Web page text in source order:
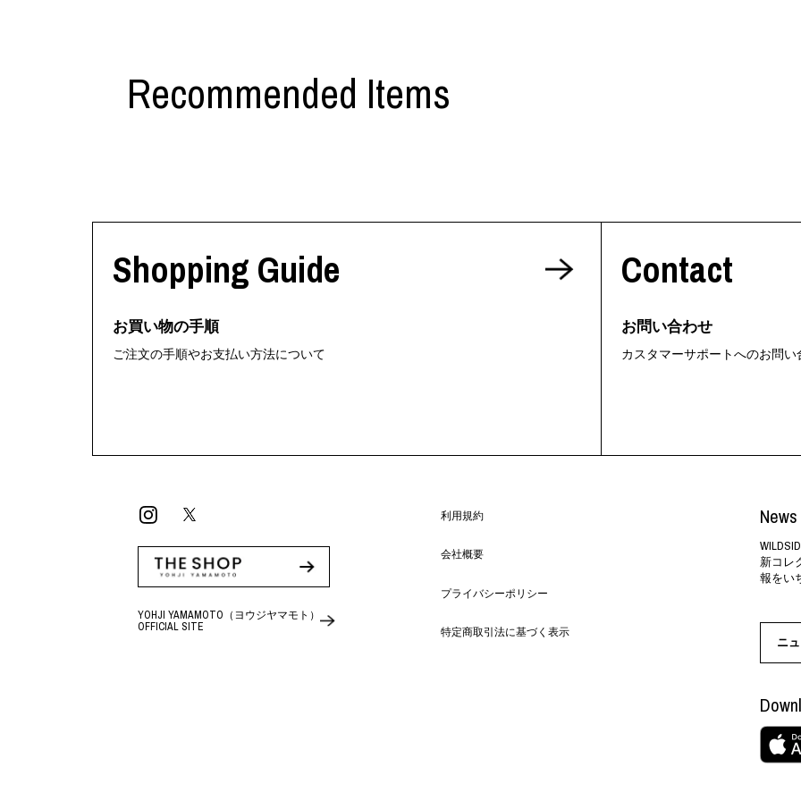
Recommended Items
Shopping Guide
お買い物の手順
ご注文の手順やお支払い方法について
Contact
お問い合わせ
カスタマーサポートへのお問い
YOHJI YAMAMOTO（ヨウジヤマモト）
OFFICIAL SITE
利用規約
会社概要
プライバシーポリシー
特定商取引法に基づく表示
新コレ
報をい
ニ